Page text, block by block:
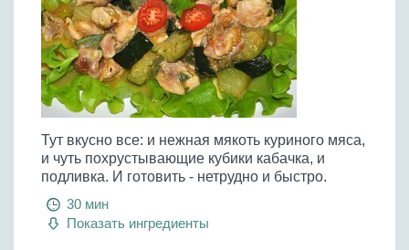
Тут вкусно все: и нежная мякоть куриного мяса,
и чуть похрустывающие кубики кабачка, и
подливка. И готовить - нетрудно и быстро.
30 мин
Показать ингредиенты